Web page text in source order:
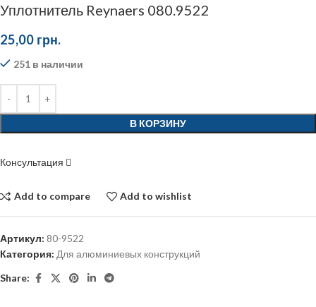
Уплотнитель Reynaers 080.9522
25,00 грн.
251 в наличии
В КОРЗИНУ
Консультация
Add to compare Add to wishlist
Артикул: 80-9522
Категория: Для алюминиевых конструкций
Share: